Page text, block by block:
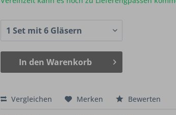
In den Warenkorb
Vergleichen Merken Bewerten